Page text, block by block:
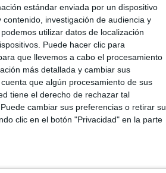
estándar enviada por un dispositivo
investigación de audiencia y
utilizar datos de localización
Puede hacer clic para
que llevemos a cabo el procesamiento
más detallada y cambiar sus
que algún procesamiento de sus
tiene el derecho de rechazar tal
cambiar sus preferencias o retirar su
clic en el botón "Privacidad" en la parte